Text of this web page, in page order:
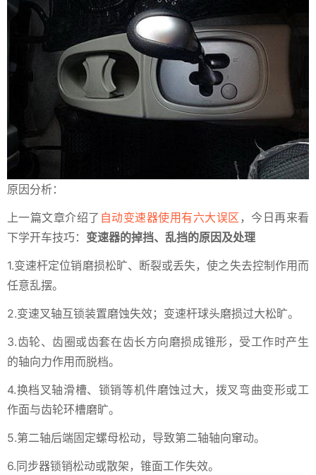
原因分析：
上一篇文章介绍了 自动变速器使用有六大误区 ，今日再来看
下学开车技巧： 变速器的掉挡、乱挡的原因及处理
1.变速杆定位销磨损松旷、断裂或丢失，使之失去控制作用而
任意乱摆。
2.变速叉轴互锁装置磨蚀失效；变速杆球头磨损过大松旷。
3.齿轮、齿圈或齿套在齿长方向磨损成锥形，受工作时产生
的轴向力作用而脱档。
4.换档叉轴滑槽、锁销等机件磨蚀过大，拨叉弯曲变形或工
作面与齿轮环槽磨旷。
5.第二轴后端固定螺母松动，导致第二轴轴向窜动。
6.同步器锁销松动或散架，锥面工作失效。